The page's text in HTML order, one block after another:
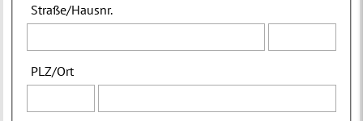
Straße/Hausnr.
PLZ/Ort